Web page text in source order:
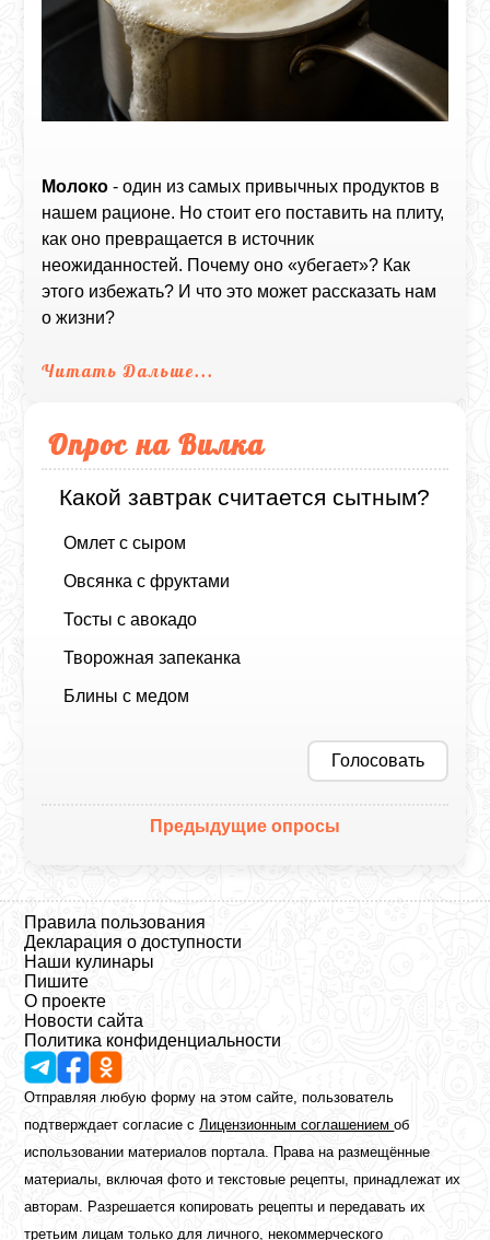
Молоко - один из самых привычных продуктов в
нашем рационе. Но стоит его поставить на плиту,
как оно превращается в источник
неожиданностей. Почему оно «убегает»? Как
этого избежать? И что это может рассказать нам
о жизни?
Читать Дальше...
Опрос на Вилка
Какой завтрак считается сытным?
Омлет с сыром
Овсянка с фруктами
Тосты с авокадо
Творожная запеканка
Блины с медом
Голосовать
Предыдущие опросы
Правила пользования
Декларация о доступности
Наши кулинары
Пишите
О проекте
Новости сайта
Политика конфиденциальности
Отправляя любую форму на этом сайте, пользователь
подтверждает согласие сЛицензионным соглашениемоб
использовании материалов портала. Права на размещённые
материалы, включая фото и текстовые рецепты, принадлежат их
авторам. Разрешается копировать рецепты и передавать их
третьим лицам только для личного, некоммерческого